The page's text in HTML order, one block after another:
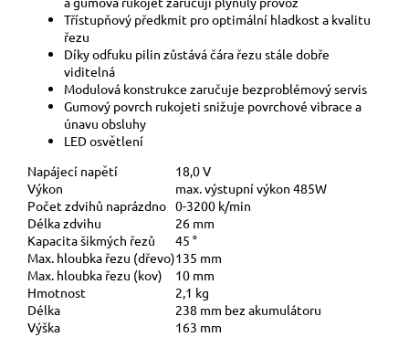
Třístupňový předkmit pro optimální hladkost a kvalitu
řezu
Díky odfuku pilin zůstává čára řezu stále dobře
viditelná
Modulová konstrukce zaručuje bezproblémový servis
Gumový povrch rukojeti snižuje povrchové vibrace a
únavu obsluhy
LED osvětlení
Napájecí napětí
18,0 V
Výkon
max. výstupní výkon 485W
Počet zdvihů naprázdno 0-3200 k/min
Délka zdvihu
26 mm
Kapacita šikmých řezů
45 °
Max. hloubka řezu (dřevo)135 mm
Max. hloubka řezu (kov)
10 mm
Hmotnost
2,1 kg
Délka
238 mm bez akumulátoru
Výška
163 mm